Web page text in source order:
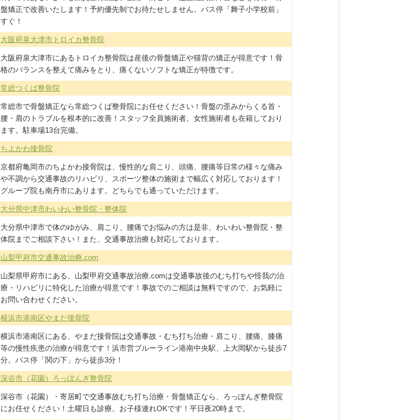
盤矯正で改善いたします！予約優先制でお待たせしません。バス停「舞子小学校前」
すぐ！
大阪府泉大津市トロイカ整骨院
大阪府泉大津市にあるトロイカ整骨院は産後の骨盤矯正や猫背の矯正が得意です！骨
格のバランスを整えて痛みをとり、痛くないソフトな矯正が特徴です。
常総つくば整骨院
常総市で骨盤矯正なら常総つくば整骨院にお任せください！骨盤の歪みからくる首・
腰・肩のトラブルを根本的に改善！スタッフ全員施術者。女性施術者も在籍しており
ます。駐車場13台完備。
ちよかわ接骨院
京都府亀岡市のちよかわ接骨院は、慢性的な肩こり、頭痛、腰痛等日常の様々な痛み
や不調から交通事故のリハビリ、スポーツ整体の施術まで幅広く対応しております！
グループ院も南丹市にあります。どちらでも通っていただけます。
大分県中津市わいわい整骨院・整体院
大分県中津市で体のゆがみ、肩こり、腰痛でお悩みの方は是非、わいわい整骨院・整
体院までご相談下さい！また、交通事故治療も対応しております。
山梨甲府市交通事故治療.com
山梨県甲府市にある、山梨甲府交通事故治療.comは交通事故後のむち打ちや怪我の治
療・リハビリに特化した治療が得意です！事故でのご相談は無料ですので、お気軽に
お問い合わせください。
横浜市港南区やまだ接骨院
横浜市港南区にある、やまだ接骨院は交通事故・むち打ち治療・肩こり、腰痛、膝痛
等の慢性疾患の治療が得意です！浜市営ブルーライン港南中央駅、上大岡駅から徒歩7
分。バス停「関の下」から徒歩3分！
深谷市（花園）ろっぽんぎ整骨院
深谷市（花園）・寄居町で交通事故むち打ち治療・骨盤矯正なら、ろっぽんぎ整骨院
にお任せください！土曜日も診療。お子様連れOKです！平日夜20時まで。